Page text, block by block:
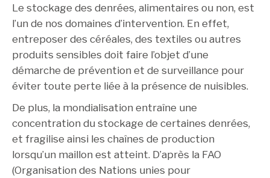
Le stockage des denrées, alimentaires ou non, est
l’un de nos domaines d’intervention. En effet,
entreposer des céréales, des textiles ou autres
produits sensibles doit faire l’objet d’une
démarche de prévention et de surveillance pour
éviter toute perte liée à la présence de nuisibles.
De plus, la mondialisation entraîne une
concentration du stockage de certaines denrées,
et fragilise ainsi les chaînes de production
lorsqu’un maillon est atteint. D’après la FAO
(Organisation des Nations unies pour